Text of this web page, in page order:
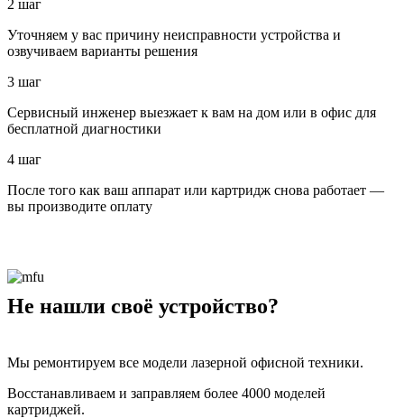
2 шаг
Уточняем у вас причину неисправности устройства и
озвучиваем варианты решения
3 шаг
Сервисный инженер выезжает к вам на дом или в офис для
бесплатной диагностики
4 шаг
После того как ваш аппарат или картридж снова работает —
вы производите оплату
Не нашли своё устройство?
Мы ремонтируем все модели лазерной офисной техники.
Восстанавливаем и заправляем более 4000 моделей
картриджей.